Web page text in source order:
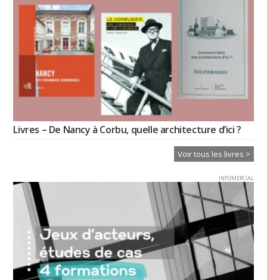
Livres – De Nancy à Corbu, quelle architecture d’ici ?
Voir tous les livres >
INFOMERCIAL